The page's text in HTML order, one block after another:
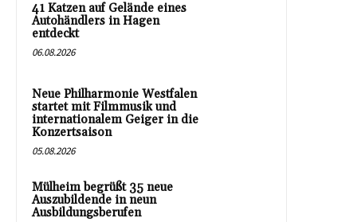
41 Katzen auf Gelände eines
Autohändlers in Hagen
entdeckt
06.08.2026
Neue Philharmonie Westfalen
startet mit Filmmusik und
internationalem Geiger in die
Konzertsaison
05.08.2026
Mülheim begrüßt 35 neue
Auszubildende in neun
Ausbildungsberufen